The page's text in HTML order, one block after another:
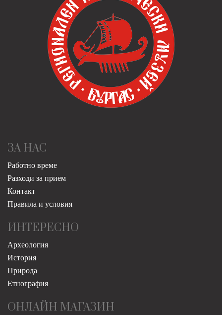
ЗА НАС
Работно време
Разходи за прием
Контакт
Правила и условия
ИНТЕРЕСНО
Археология
История
Природа
Етнография
ОНЛАЙН МАГАЗИН